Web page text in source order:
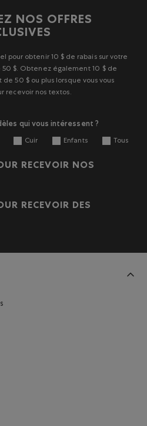
NOS OFFRES
pour obtenir 10 $ de rabais sur votre
50 $. Obtenez également 10 $ de
de 50 $ ou plus lorsque vous vous
recevoir nos textos.
qui vous intéressent ?
Cuir Enfants Tous
RECEVOIR NOS
RECEVOIR DES